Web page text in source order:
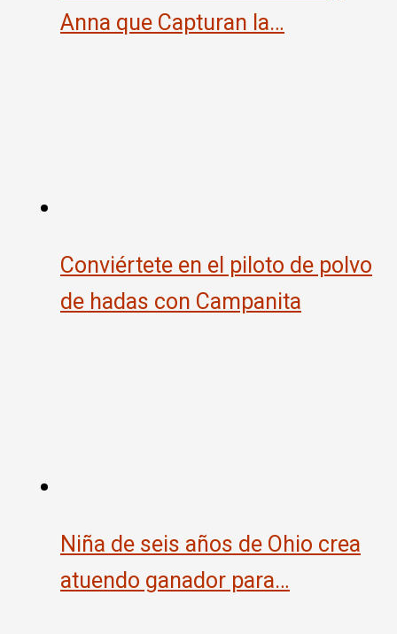
Anna que Capturan la…
Conviértete en el piloto de polvo
de hadas con Campanita
Niña de seis años de Ohio crea
atuendo ganador para…